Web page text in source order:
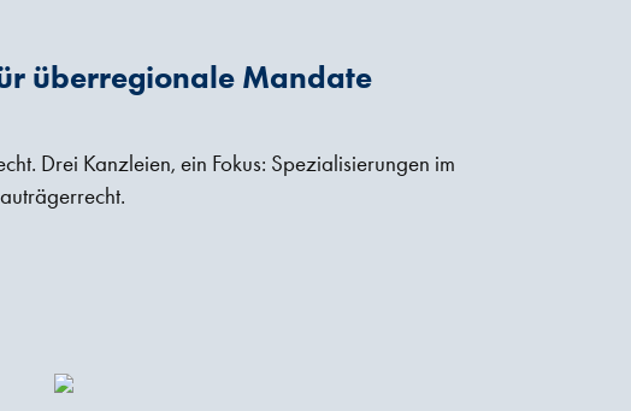
überregionale Mandate
Drei Kanzleien, ein Fokus: Spezialisierungen im